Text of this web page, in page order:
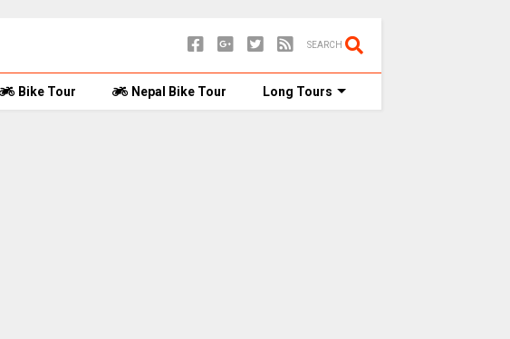
SEARCH
Bike Tour Nepal Bike Tour Long Tours